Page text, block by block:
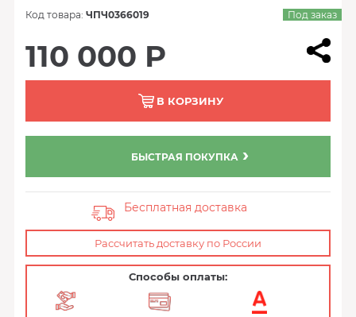
Код товара: ЧПЧ0366019 Под заказ
110 000 Р
В КОРЗИНУ
БЫСТРАЯ ПОКУПКА
Бесплатная доставка
Рассчитать доставку по России
Способы оплаты: